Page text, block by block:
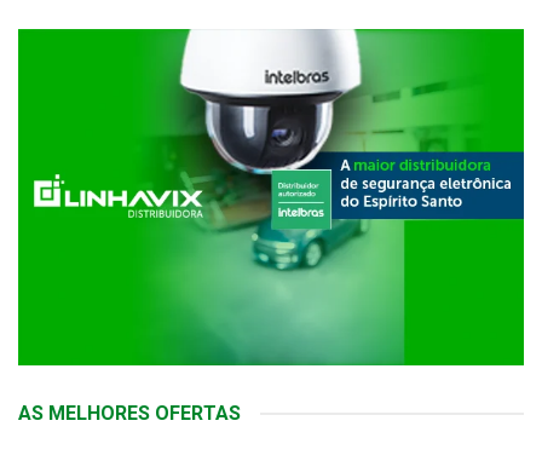
AS MELHORES OFERTAS